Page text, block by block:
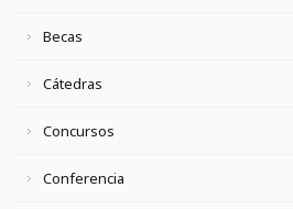
Becas
Cátedras
Concursos
Conferencia